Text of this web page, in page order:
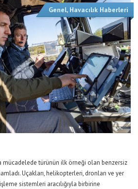
Genel, Havacılık Haberleri
mücadelede türünün ilk örneği olan benzersiz
Uçakları, helikopterleri, dronları ve yer
sistemleri aracılığıyla birbirine